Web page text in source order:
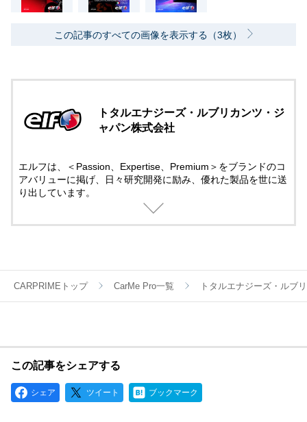
この記事のすべての画像を表示する（3枚）
トタルエナジーズ・ルブリカンツ・ジ
ャパン株式会社
エルフは、＜Passion、Expertise、Premium＞をブランドのコ
アバリューに掲げ、日々研究開発に励み、優れた製品を世に送
り出しています。
モータースポーツには50年以上にも及び先進テクノロジーでサ
ブランドとして、エルフの製品は世界中のお客様から信頼され
ています。
CARPRIMEトップ CarMe Pro一覧 トタルエナジーズ・ルブ
この記事をシェアする
シェア ツイート ブックマーク